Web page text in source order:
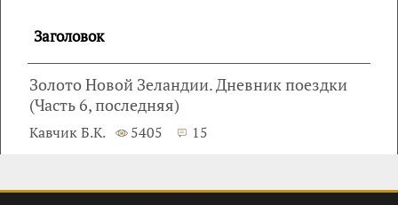
Заголовок
Золото Новой Зеландии. Дневник поездки
(Часть 6, последняя)
Кавчик Б.К. 5405 15